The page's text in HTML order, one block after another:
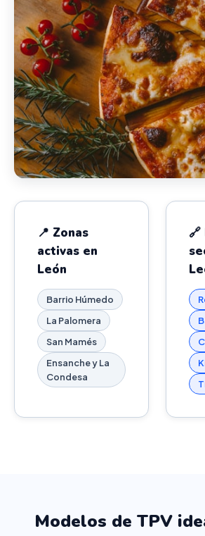
📍 Zonas
activas en
León
Barrio Húmedo
La Palomera
San Mamés
Ensanche y La
Condesa
🔗
Modelos de TPV